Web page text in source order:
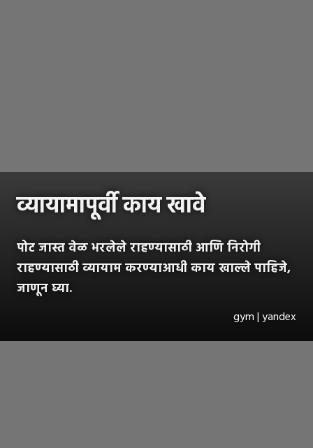
व्यायामापूर्वी काय खावे
पोट जास्त वेळ भरलेले राहण्यासाठी आणि निरोगी
राहण्यासाठी व्यायाम करण्याआधी काय खाल्ले पाहिजे,
जाणून घ्या.
gym | yandex